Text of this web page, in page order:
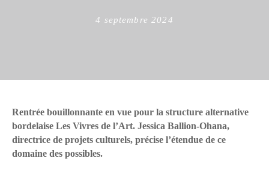
Posted
4 septembre 2024
Rentrée bouillonnante en vue pour la structure alternative
bordelaise Les Vivres de l’Art. Jessica Ballion-Ohana,
directrice de projets culturels, précise l’étendue de ce
domaine des possibles.